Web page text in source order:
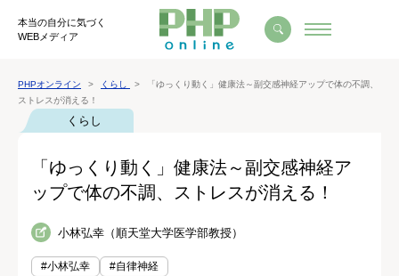
本当の自分に気づく
WEBメディア
PHPオンライン くらし
「ゆっくり動く」健康法～副交感神経アップで体の不調、
ストレスが消える！
くらし
「ゆっくり動く」健康法～副交感神経ア
ップで体の不調、ストレスが消える！
小林弘幸（順天堂大学医学部教授）
#小林弘幸 #自律神経